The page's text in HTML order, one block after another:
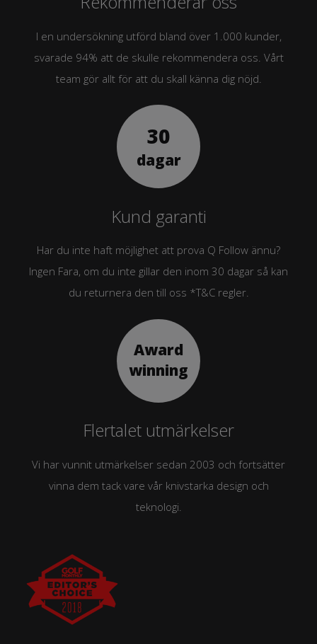
I en undersökning utförd bland över 1.000 kunder,
svarade 94% att de skulle rekommendera oss. Vårt
team gör allt för att du skall känna dig nöjd.
Kund garanti
Har du inte haft möjlighet att prova Q Follow ännu?
Ingen Fara, om du inte gillar den inom 30 dagar så kan
du returnera den till oss *T&C regler.
Flertalet utmärkelser
Vi har vunnit utmärkelser sedan 2003 och fortsätter
vinna dem tack vare vår knivstarka design och
teknologi.